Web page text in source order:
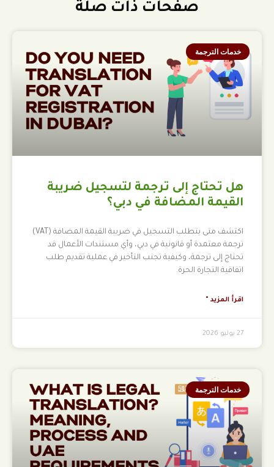
صفحات ذات صلة
خدمات الترجمة
هل تحتاج إلى ترجمة لتسجيل ضريبة
القيمة المضافة في دبي؟
اكتشف متى يتطلب التسجيل في ضريبة القيمة المضافة (VAT)
ترجمة معتمدة أو قانونية في دبي، وأي مستندات الأعمال قد
تحتاج إلى ترجمة، وكيفية تجنب التأخير في عملية تقديم طلب
اتفاقية التجارة الحرة.
اقرأ المزيد "
27 يوليو 2026
خدمات الترجمة